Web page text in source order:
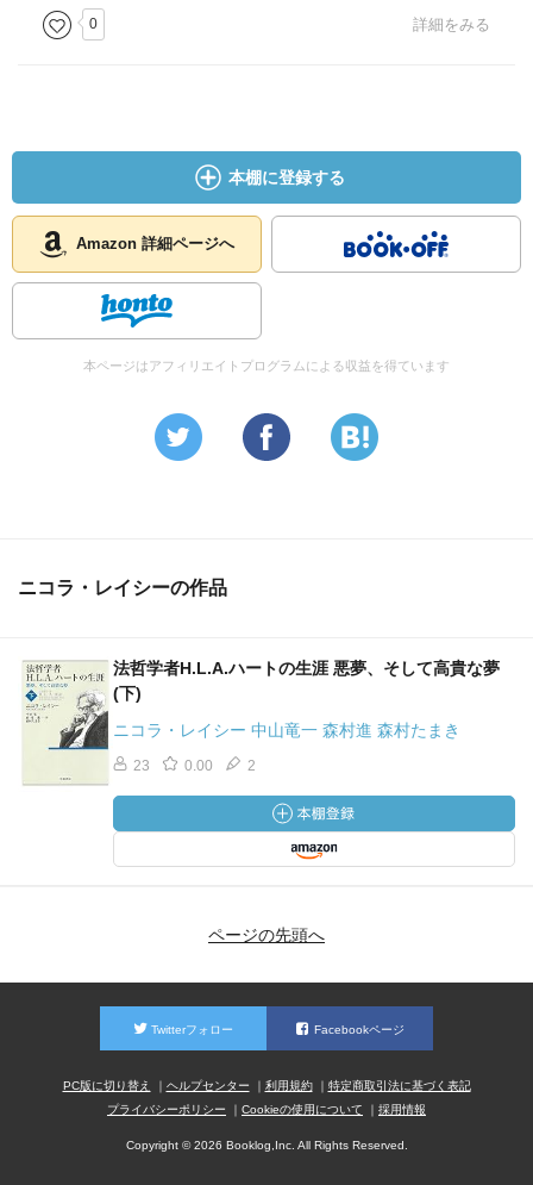
0 詳細をみる
本棚に登録する
Amazon 詳細ページへ
本ページはアフィリエイトプログラムによる収益を得ています
ニコラ・レイシーの作品
法哲学者H.L.A.ハートの生涯 悪夢、そして高貴な夢
(下)
ニコラ・レイシー 中山竜一 森村進 森村たまき
23 0.00 2
ページの先頭へ
Twitterフォロー Facebookページ
PC版に切り替え ヘルプセンター 利用規約
特定商取引法に基づく表記
プライバシーポリシー
Cookieの使用について 採用情報
Copyright © 2026 Booklog,Inc. All Rights Reserved.